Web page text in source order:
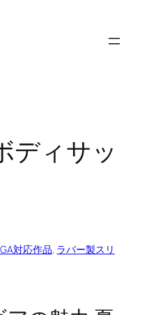
ディサッ
対応作品, ラバー製スリ